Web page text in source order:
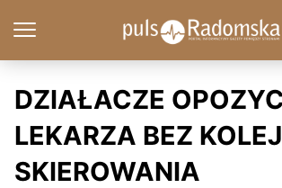
DZIAŁACZE
LEKARZA BEZ
SKIEROWANIA